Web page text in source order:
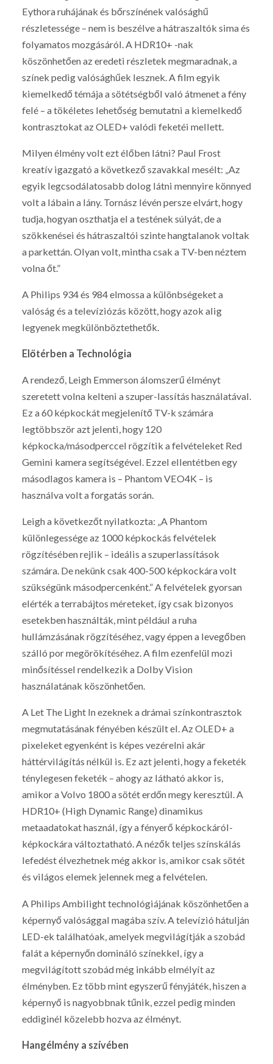
Eythora ruhájának és bőrszínének valósághű
részletessége – nem is beszélve a hátraszaltók sima és
folyamatos mozgásáról. A HDR10+ -nak
köszönhetően az eredeti részletek megmaradnak, a
színek pedig valósághűek lesznek. A film egyik
kiemelkedő témája a sötétségből való átmenet a fény
felé – a tökéletes lehetőség bemutatni a kiemelkedő
kontrasztokat az OLED+ valódi feketéi mellett.
Milyen élmény volt ezt élőben látni? Paul Frost
kreatív igazgató a következő szavakkal mesélt: „Az
egyik legcsodálatosabb dolog látni mennyire könnyed
volt a lábain a lány. Tornász lévén persze elvárt, hogy
tudja, hogyan oszthatja el a testének súlyát, de a
szökkenései és hátraszaltói szinte hangtalanok voltak
a parkettán. Olyan volt, mintha csak a TV-ben néztem
volna őt.”
A Philips 934 és 984 elmossa a különbségeket a
valóság és a televíziózás között, hogy azok alig
legyenek megkülönböztethetők.
Előtérben a Technológia
A rendező, Leigh Emmerson álomszerű élményt
szeretett volna kelteni a szuper-lassítás használatával.
Ez a 60 képkockát megjelenítő TV-k számára
legtöbbször azt jelenti, hogy 120
képkocka/másodperccel rögzítik a felvételeket Red
Gemini kamera segítségével. Ezzel ellentétben egy
másodlagos kamera is – Phantom VEO4K – is
használva volt a forgatás során.
Leigh a következőt nyilatkozta: „A Phantom
különlegessége az 1000 képkockás felvételek
rögzítésében rejlik – ideális a szuperlassítások
számára. De nekünk csak 400-500 képkockára volt
szükségünk másodpercenként.” A felvételek gyorsan
elérték a terrabájtos méreteket, így csak bizonyos
esetekben használták, mint például a ruha
hullámzásának rögzítéséhez, vagy éppen a levegőben
szálló por megörökítéséhez. A film ezenfelül mozi
minősítéssel rendelkezik a Dolby Vision
használatának köszönhetően.
A Let The Light In ezeknek a drámai színkontrasztok
megmutatásának fényében készült el. Az OLED+ a
pixeleket egyenként is képes vezérelni akár
háttérvilágítás nélkül is. Ez azt jelenti, hogy a feketék
ténylegesen feketék – ahogy az látható akkor is,
amikor a Volvo 1800 a sötét erdőn megy keresztül. A
HDR10+ (High Dynamic Range) dinamikus
metaadatokat használ, így a fényerő képkockáról-
képkockára változtatható. A nézők teljes színskálás
lefedést élvezhetnek még akkor is, amikor csak sötét
és világos elemek jelennek meg a felvételen.
A Philips Ambilight technológiájának köszönhetően a
képernyő valósággal magába szív. A televízió hátulján
LED-ek találhatóak, amelyek megvilágítják a szobád
falát a képernyőn domináló színekkel, így a
megvilágított szobád még inkább elmélyít az
élményben. Ez több mint egyszerű fényjáték, hiszen a
képernyő is nagyobbnak tűnik, ezzel pedig minden
eddiginél közelebb hozva az élményt.
Hangélmény a szívében